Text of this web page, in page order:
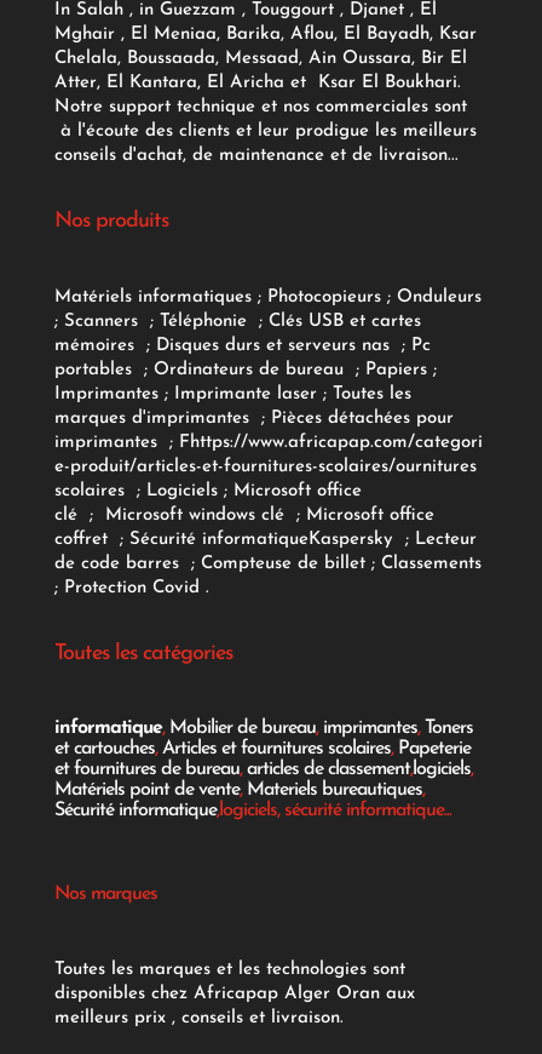
In Salah , in Guezzam , Touggourt , Djanet , El
Mghair , El Meniaa, Barika, Aflou, El Bayadh, Ksar
Chelala, Boussaada, Messaad, Ain Oussara, Bir El
Atter, El Kantara, El Aricha et Ksar El Boukhari.
Notre support technique et nos commerciales sont
à l'écoute des clients et leur prodigue les meilleurs
conseils d'achat, de maintenance et de livraison...
Nos produits
Matériels informatiques; Photocopieurs; Onduleurs
; Scanners ; Téléphonie ; Clés USB et cartes
mémoires
; Disques durs et serveurs nas ; Pc
portables
; Ordinateurs de bureau ; Papiers;
Imprimantes;Imprimante laser; Toutes les
marques d'imprimantes
; Pièces détachées pour
imprimantes
; Fhttps://www.africapap.com/categori
e-produit/articles-et-fournitures-scolaires/ournitures
scolaires; Logiciels ; Microsoft office
clé
; Microsoft windows clé; Microsoft office
coffret ; Sécurité informatiqueKaspersky ; Lecteur
de code barres
; Compteuse de billet; Classements
; Protection Covid .
Toutes les catégories
informatique, Mobilier de bureau, imprimantes, Toners
et cartouches,Articles et fournitures scolaires, Papeterie
et fournitures de bureau,articles de classement,logiciels,
Matériels point de vente, Materiels bureautiques,
Sécurité informatique,logiciels, sécurité informatique...
Nos marques
Toutes les marques et les technologies sont
disponibles chez Africapap Alger Oran aux
meilleurs prix , conseils et livraison.